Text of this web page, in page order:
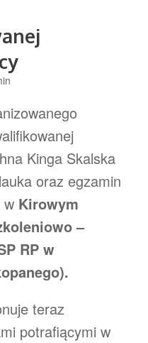
Kinga Skalska
oraz egzamin
w Kirowym
–
RP w
teraz
potrafiącymi w